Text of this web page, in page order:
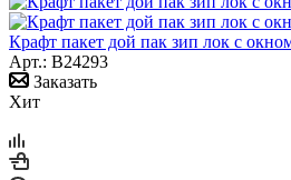
Крафт пакет дой пак зип лок с
Арт.: B24293
Заказать
Хит